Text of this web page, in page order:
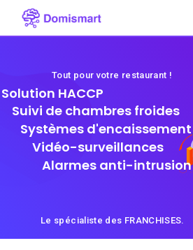
Solution HACCP
Tout pour votre restaurant !
Suivi de chambres froides
Alarmes anti-intrusion
Le spécialiste des FRANCHISES.
Vidéo-surveillances
Systèmes d'encaissement